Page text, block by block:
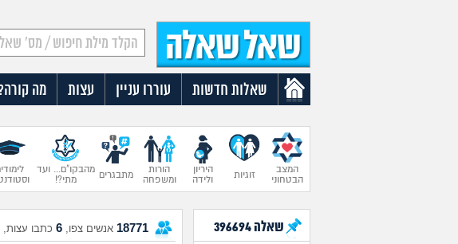
שאלות חדשות עוררו עניין עצות מה
המצב
הבטחוני
זוגיות
היריון
ולידה
הורות
ומשפחה
מתבגרים
מהבקו"ם... ועד
מתי?!
שאלה396694
18771 אנשים צפו, 6 כתבו עצות,